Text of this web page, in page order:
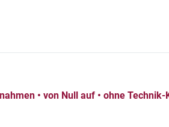
• von Null auf • ohne Technik-